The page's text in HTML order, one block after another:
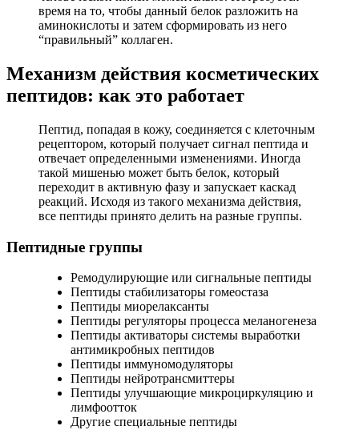
время на то, чтобы данный белок разложить на
аминокислоты и затем сформировать из него
“правильный” коллаген.
Механизм действия косметических
пептидов: как это работает
Пептид, попадая в кожу, соединяется с клеточным
рецептором, который получает сигнал пептида и
отвечает определенными изменениями. Иногда
такой мишенью может быть белок, который
переходит в активную фазу и запускает каскад
реакций. Исходя из такого механизма действия,
все пептиды принято делить на разные группы.
Пептидные группы
Ремодулирующие или сигнальные пептиды
Пептиды стабилизаторы гомеостаза
Пептиды миорелаксанты
Пептиды регуляторы процесса меланогенеза
Пептиды активаторы системы выработки
антимикробных пептидов
Пептиды иммуномодуляторы
Пептиды нейротрансмиттеры
Пептиды улучшающие микроциркуляцию и
лимфоотток
Другие специальные пептиды